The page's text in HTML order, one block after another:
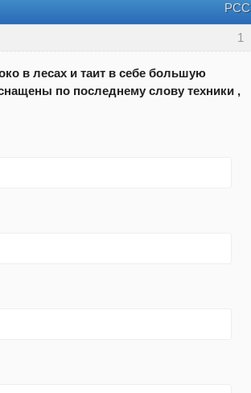
РСС
1
в лесах и таит в себе большую
по последнему слову техники ,